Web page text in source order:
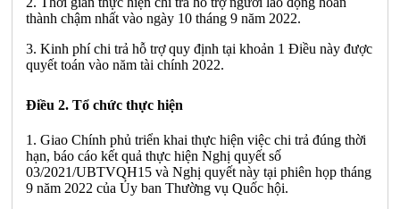
thành chậm nhất vào ngày 10 tháng 9 năm 2022.
3. Kinh phí chi trả hỗ trợ quy định tại khoản 1 Điều này được
quyết toán vào năm tài chính 2022.
Điều 2. Tổ chức thực hiện
1. Giao Chính phủ triển khai thực hiện việc chi trả đúng thời
hạn, báo cáo kết quả thực hiện Nghị quyết số
03/2021/UBTVQH15 và Nghị quyết này tại phiên họp tháng
9 năm 2022 của Ủy ban Thường vụ Quốc hội.